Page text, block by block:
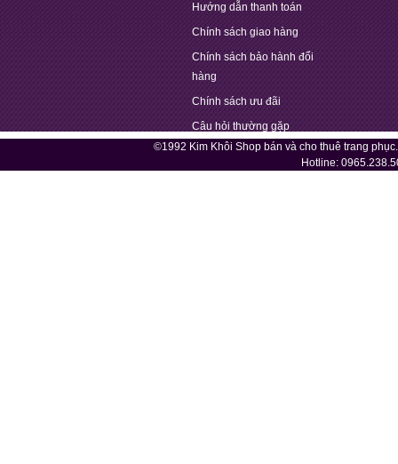
Hướng dẫn thanh toán
Chính sách giao hàng
Chính sách bảo hành đổi
hàng
Chính sách ưu đãi
Câu hỏi thường gặp
©1992 Kim Khôi Shop bán và cho thuê trang
Hotline: